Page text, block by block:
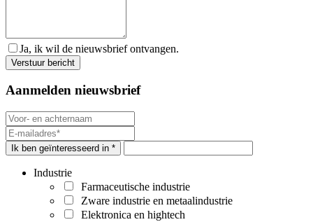
Ja, ik wil de nieuwsbrief ontvangen.
Aanmelden nieuwsbrief
Ik ben geïnteresseerd in *
Industrie
Farmaceutische industrie
Zware industrie en metaalindustrie
Elektronica en hightech